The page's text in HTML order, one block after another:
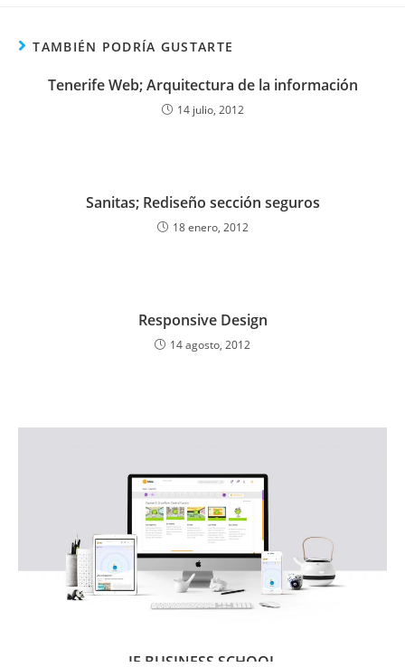
TAMBIÉN PODRÍA GUSTARTE
Tenerife Web; Arquitectura de la información
14 julio, 2012
Sanitas; Rediseño sección seguros
18 enero, 2012
Responsive Design
14 agosto, 2012
IE BUSINESS SCHOOL